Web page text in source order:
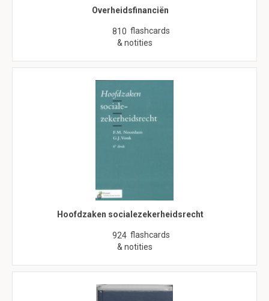
Overheidsfinanciën
810 flashcards
& notities
Hoofdzaken socialezekerheidsrecht
924 flashcards
& notities